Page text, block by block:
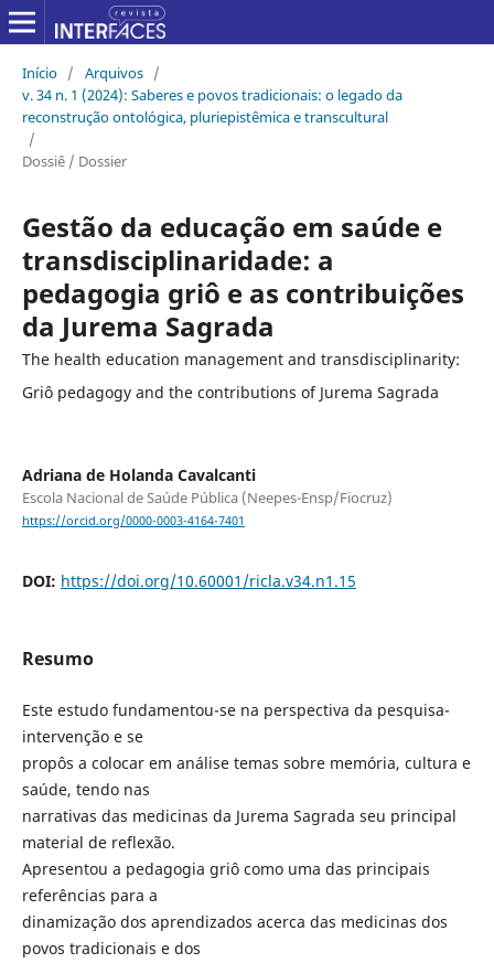
Início / Arquivos /
v. 34 n. 1 (2024): Saberes e povos tradicionais: o legado da
reconstrução ontológica, pluriepistêmica e transcultural
/
Dossiê / Dossier
Gestão da educação em saúde e
transdisciplinaridade: a
pedagogia griô e as contribuições
da Jurema Sagrada
The health education management and transdisciplinarity:
Griô pedagogy and the contributions of Jurema Sagrada
Adriana de Holanda Cavalcanti
Escola Nacional de Saúde Pública (Neepes-Ensp/Fiocruz)
https://orcid.org/0000-0003-4164-7401
DOI: https://doi.org/10.60001/ricla.v34.n1.15
Resumo
Este estudo fundamentou-se na perspectiva da pesquisa-
intervenção e se
propôs a colocar em análise temas sobre memória, cultura e
saúde, tendo nas
narrativas das medicinas da Jurema Sagrada seu principal
material de reflexão.
Apresentou a pedagogia griô como uma das principais
referências para a
dinamização dos aprendizados acerca das medicinas dos
povos tradicionais e dos